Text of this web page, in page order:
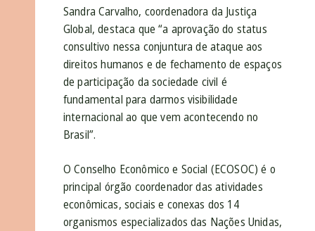
Sandra Carvalho, coordenadora da Justiça
Global, destaca que “a aprovação do status
consultivo nessa conjuntura de ataque aos
direitos humanos e de fechamento de espaços
de participação da sociedade civil é
fundamental para darmos visibilidade
internacional ao que vem acontecendo no
Brasil”.
O Conselho Econômico e Social (ECOSOC) é o
principal órgão coordenador das atividades
econômicas, sociais e conexas dos 14
organismos especializados das Nações Unidas,